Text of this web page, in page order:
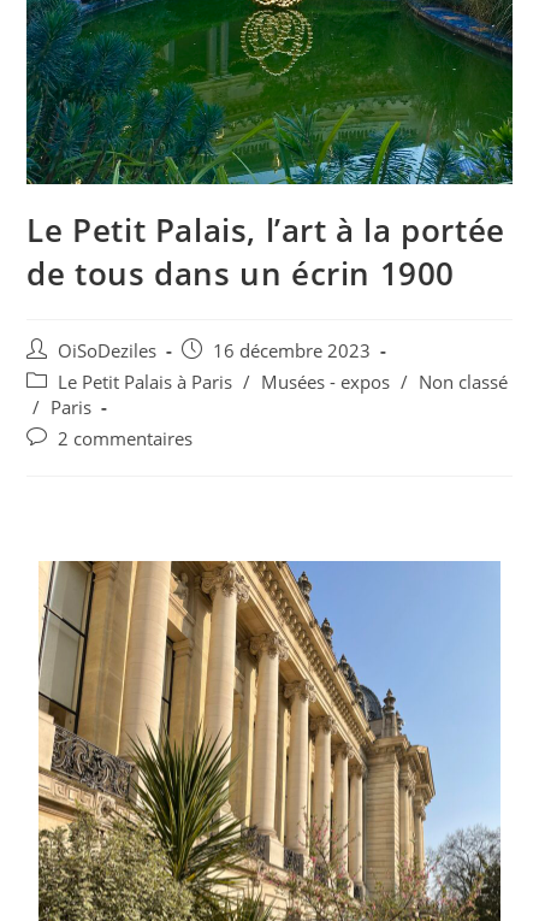
Le Petit Palais, l’art à la portée
de tous dans un écrin 1900
OiSoDeziles
16 décembre 2023
Le Petit Palais à Paris / Musées - expos / Non classé
/ Paris
2 commentaires